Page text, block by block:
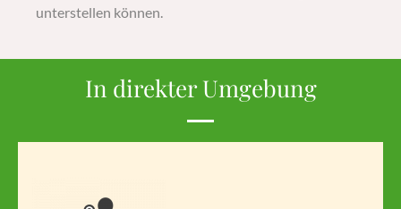
unterstellen können.
In direkter Umgebung